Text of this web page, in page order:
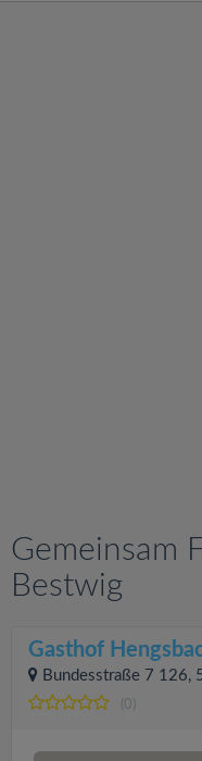
Gemeinsam
Bestwig
Gasthof
Bundesstraße 7 126,
(0)